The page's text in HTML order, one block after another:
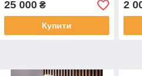
25 000₴
Купити
2